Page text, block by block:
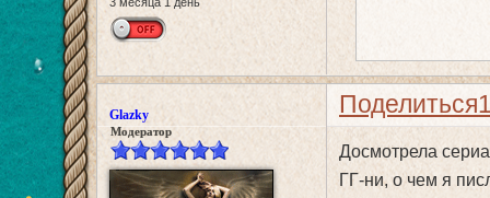
Поделиться
Glazky
Модератор
Досмотрела
ГГ-ни, о чем я